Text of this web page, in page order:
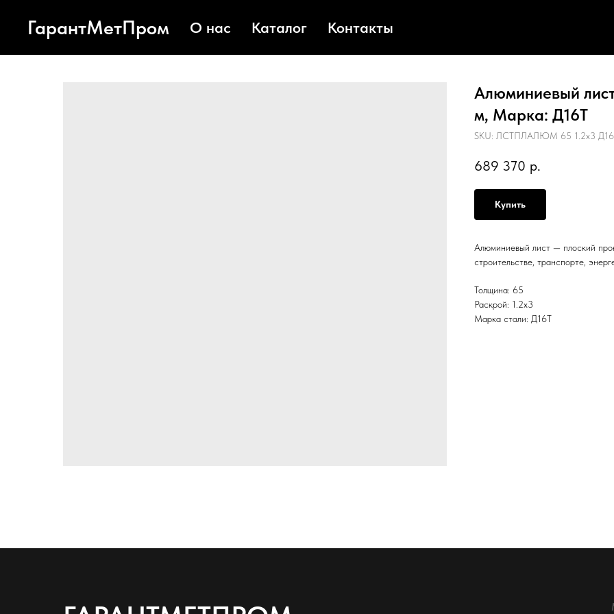
ГарантМетПром О нас Каталог Контакты
Алюминиевый
м, Марка: Д16Т
SKU: ЛСТПЛАЛЮМ 65 1.2х3
689 370 р.
Купить
Алюминиевый лист — плоский
строительстве, транспорте,
Толщина: 65
Раскрой: 1.2х3
Марка стали: Д16Т